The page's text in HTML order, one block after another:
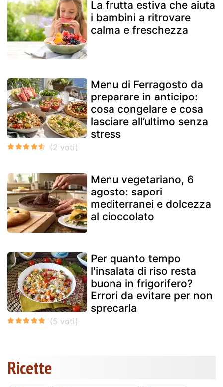
La frutta estiva che aiuta
i bambini a ritrovare
calma e freschezza
Menu di Ferragosto da
preparare in anticipo:
cosa congelare e cosa
lasciare all’ultimo senza
stress
Menu vegetariano, 6
agosto: sapori
mediterranei e dolcezza
al cioccolato
Per quanto tempo
l'insalata di riso resta
buona in frigorifero?
Errori da evitare per non
sprecarla
Ricette